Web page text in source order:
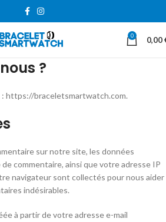
0 0,00
?
: https://braceletsmartwatch.com.
sur notre site, les données
commentaire, ainsi que votre adresse IP
navigateur sont collectés pour nous aider
indésirables.
à partir de votre adresse e-mail